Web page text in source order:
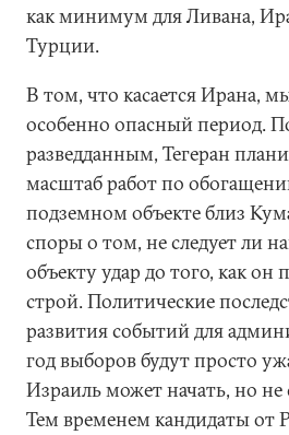
как минимум для Ливана,
Турции.
В том, что касается Ирана,
особенно опасный период.
разведданным, Тегеран
масштаб работ по
подземном объекте близ
споры о том, не следует ли
объекту удар до того, как он
строй. Политические
развития событий для
год выборов будут просто
Израиль может начать, но
Тем временем кандидаты от